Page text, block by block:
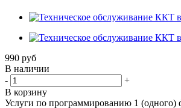
990 руб
В наличии
-
+
В корзину
Услуги по программированию 1 (одного)